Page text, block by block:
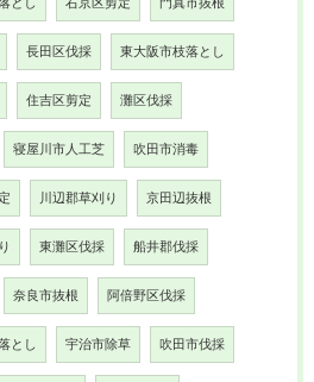
長田区伐採 東大阪市枝落とし
住吉区剪定 灘区伐採
寝屋川市人工芝 吹田市消毒
川辺郡草刈り 京田辺抜根
東灘区伐採 船井郡伐採
奈良市抜根 阿倍野区伐採
とし 宇治市除草 吹田市伐採